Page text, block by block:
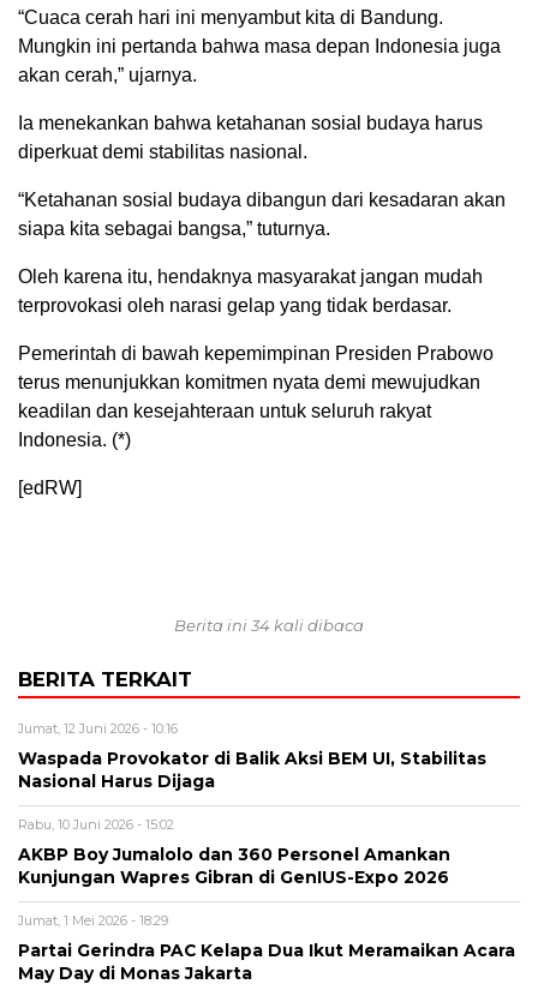
“Cuaca cerah hari ini menyambut kita di Bandung.
Mungkin ini pertanda bahwa masa depan Indonesia juga
akan cerah,” ujarnya.
Ia menekankan bahwa ketahanan sosial budaya harus
diperkuat demi stabilitas nasional.
“Ketahanan sosial budaya dibangun dari kesadaran akan
siapa kita sebagai bangsa,” tuturnya.
Oleh karena itu, hendaknya masyarakat jangan mudah
terprovokasi oleh narasi gelap yang tidak berdasar.
Pemerintah di bawah kepemimpinan Presiden Prabowo
terus menunjukkan komitmen nyata demi mewujudkan
keadilan dan kesejahteraan untuk seluruh rakyat
Indonesia. (*)
[edRW]
Berita ini 34 kali dibaca
BERITA TERKAIT
Jumat, 12 Juni 2026 - 10:16
Waspada Provokator di Balik Aksi BEM UI, Stabilitas
Nasional Harus Dijaga
Rabu, 10 Juni 2026 - 15:02
AKBP Boy Jumalolo dan 360 Personel Amankan
Kunjungan Wapres Gibran di GenIUS-Expo 2026
Jumat, 1 Mei 2026 - 18:29
Partai Gerindra PAC Kelapa Dua Ikut Meramaikan Acara
May Day di Monas Jakarta